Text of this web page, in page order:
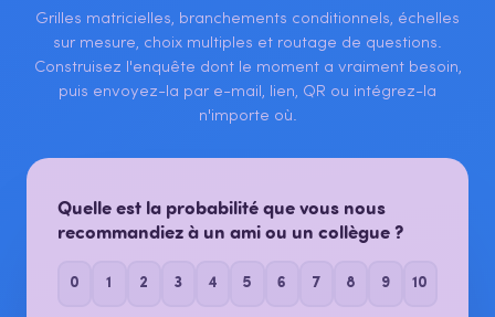
Grilles matricielles, branchements conditionnels, échelles
sur mesure, choix multiples et routage de questions.
Construisez l'enquête dont le moment a vraiment besoin,
puis envoyez-la par e-mail, lien, QR ou intégrez-la
n'importe où.
Quelle est la probabilité que vous nous
recommandiez à un ami ou un collègue ?
0 1 2 3 4 5 6 7 8 9 10